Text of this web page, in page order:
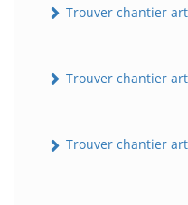
Trouver chantier
Trouver chantier
Trouver chantier